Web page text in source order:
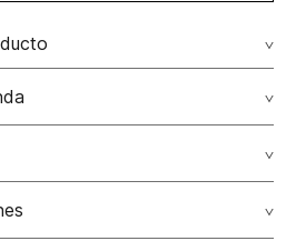
viscosa 25% algodón
21.5000000000 poliamida 1%
húmedo (w) planchar con vapor
Dinners, Master Card y American